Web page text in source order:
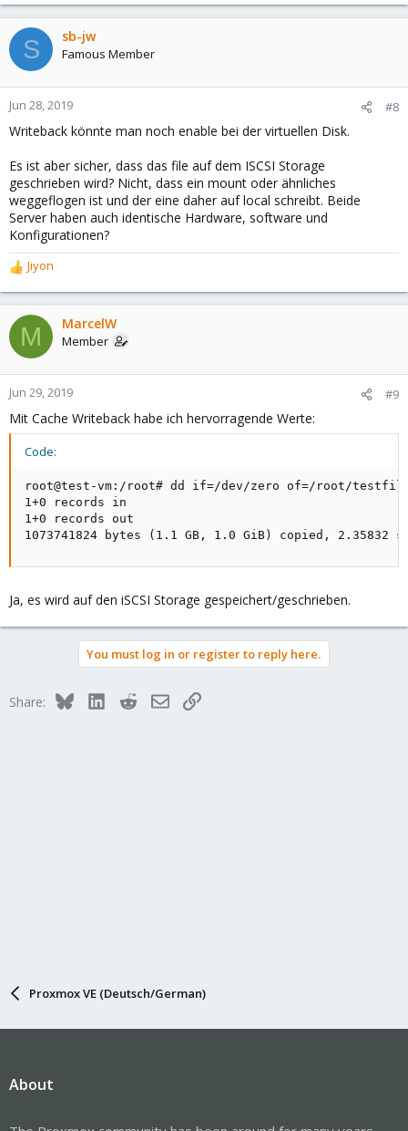
S sb-jw
Famous Member
Jun 28, 2019 #8
Writeback könnte man noch enable bei der virtuellen Disk.
Es ist aber sicher, dass das file auf dem ISCSI Storage
geschrieben wird? Nicht, dass ein mount oder ähnliches
weggeflogen ist und der eine daher auf local schreibt. Beide
Server haben auch identische Hardware, software und
Konfigurationen?
R
e
a
c
t
o
n
s
:
Jiyon
M MarcelW
Member
Jun 29, 2019 #9
Mit Cache Writeback habe ich hervorragende Werte:
Code:
root@test-vm:/root# dd if=/dev/zero of=/root/testfile
1+0 records in
1+0 records out
1073741824 bytes (1.1 GB, 1.0 GiB) copied, 2.35832
Ja, es wird auf den iSCSI Storage gespeichert/geschrieben.
You must log in or register to reply here.
Share: BlueskyLinkedInRedditEmailLink
Proxmox VE (Deutsch/German)
About